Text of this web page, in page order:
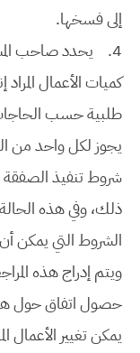
إلى فسخها.
4.
يحدد صاحب
كميات الأعمال
طلبية حسب الحاجات
يجوز لكل واحد من
شروط تنفيذ الصفقة
ذلك، وفي هذه
الشروط التي يمكن
ويتم إدراج هذه
حصول اتفاق حول
يمكن تغيير الأعمال